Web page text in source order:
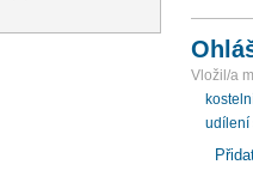
Vložil/a
udílení